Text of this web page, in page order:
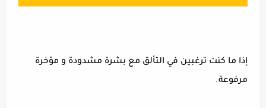
إذا ما كنت ترغبين في التألق مع بشرة مشدودة و مؤخرة
مرفوعة.